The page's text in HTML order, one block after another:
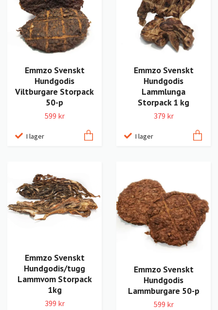
Emmzo Svenskt
Hundgodis
Viltburgare Storpack
50-p
599 kr
I lager
Emmzo Svenskt
Hundgodis
Lammlunga
Storpack 1 kg
379 kr
I lager
Emmzo Svenskt
Hundgodis/tugg
Lammvom Storpack
1kg
399 kr
Emmzo Svenskt
Hundgodis
Lammburgare 50-p
599 kr